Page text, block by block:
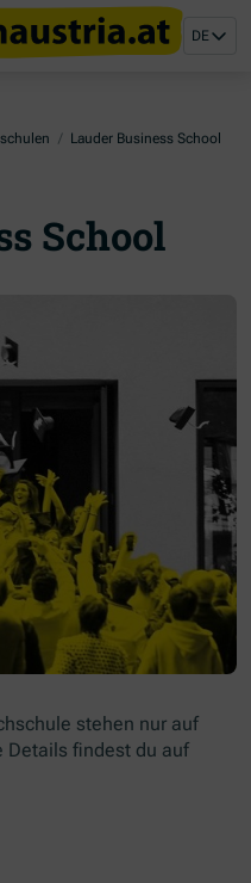
DE
/ Lauder Business School
School
stehen nur auf
Details findest du auf